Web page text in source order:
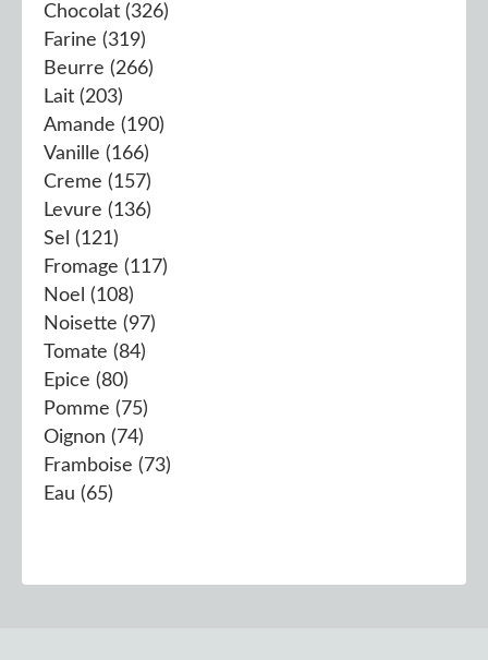
Chocolat (326)
Farine (319)
Beurre (266)
Lait (203)
Amande (190)
Vanille (166)
Creme (157)
Levure (136)
Sel (121)
Fromage (117)
Noel (108)
Noisette (97)
Tomate (84)
Epice (80)
Pomme (75)
Oignon (74)
Framboise (73)
Eau (65)